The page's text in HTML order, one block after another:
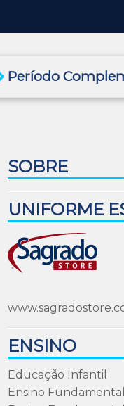
Período
SOBRE
UNIFORME
ENSINO
Educação Infantil
Ensino